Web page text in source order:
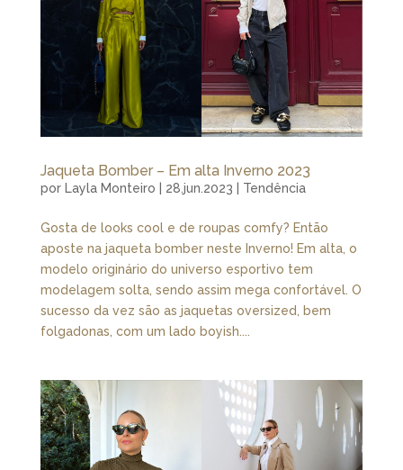
Jaqueta Bomber – Em alta Inverno 2023
por Layla Monteiro 28.jun.2023 Tendência
Gosta de looks cool e de roupas comfy? Então
aposte na jaqueta bomber neste Inverno! Em alta, o
modelo originário do universo esportivo tem
modelagem solta, sendo assim mega confortável. O
sucesso da vez são as jaquetas oversized, bem
folgadonas, com um lado boyish....